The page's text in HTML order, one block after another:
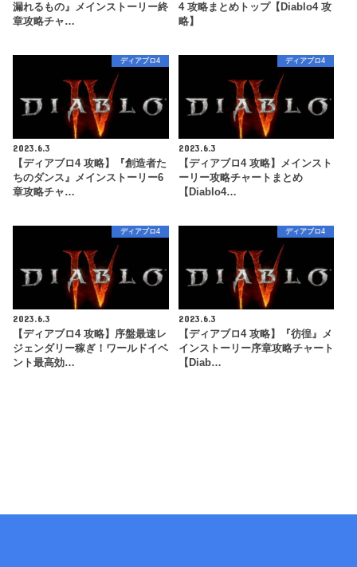
漏れるもの』メインストーリー終
章攻略チャ…
4 攻略まとめトップ【Diablo4 攻
略】
ディアブロ4
2023.6.3
【ディアブロ4 攻略】『創造者た
ちのダンス』メインストーリー6
章攻略チャ…
ディアブロ4
2023.6.3
【ディアブロ4 攻略】メインスト
ーリー攻略チャートまとめ
【Diablo4…
ディアブロ4
2023.6.3
【ディアブロ4 攻略】序盤最速レ
ジェンダリー稼ぎ！ワールドイベ
ント最高効…
ディアブロ4
2023.6.3
【ディアブロ4 攻略】『彷徨』メ
インストーリー序章攻略チャート
【Diab…